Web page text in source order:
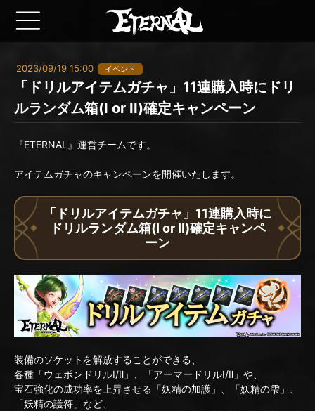
2023/09/19 15:00 イベント
「ドリルアイテムガチャ」11連購入時にドリ
ルランダム箱(I or II)確定キャンペーン
『ETERNAL』運営チームです。
アイテムガチャのキャンペーンを開催いたします。
「ドリルアイテムガチャ」11連購入時に
ドリルランダム箱(I or II)確定キャンペ
ーン
装備のソケットを解放することができる、
各種「ウェポンドリルⅠ/Ⅱ」、「アーマードリルⅠ/Ⅱ」や、
宝石強化の成功率を上昇させる「妖精の加護」、「妖精の雫」、
「妖精の護符」など、